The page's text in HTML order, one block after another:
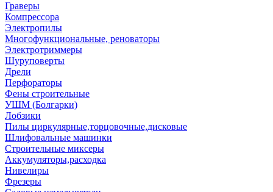
Граверы
Компрессора
Электропилы
Многофункциональные, реноваторы
Электротриммеры
Шуруповерты
Дрели
Перфораторы
Фены строительные
УШМ (Болгарки)
Лобзики
Пилы циркулярные,торцовочные,дисковые
Шлифовальные машинки
Строительные миксеры
Аккумуляторы,расходка
Нивелиры
Фрезеры